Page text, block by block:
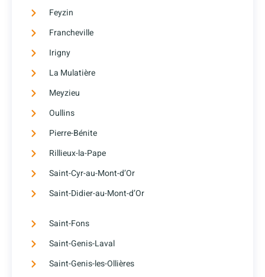
Feyzin
Francheville
Irigny
La Mulatière
Meyzieu
Oullins
Pierre-Bénite
Rillieux-la-Pape
Saint-Cyr-au-Mont-d’Or
Saint-Didier-au-Mont-d’Or
Saint-Fons
Saint-Genis-Laval
Saint-Genis-les-Ollières